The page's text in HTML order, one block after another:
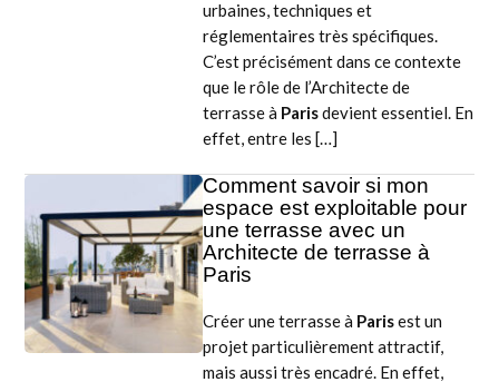
urbaines, techniques et
réglementaires très spécifiques.
C’est précisément dans ce contexte
que le rôle de l’Architecte de
terrasse à Parisdevient essentiel. En
effet, entre les […]
Comment savoir si mon
espace est exploitable pour
une terrasse avec un
Architecte de terrasse à
Paris
Créer une terrasse à Parisest un
projet particulièrement attractif,
mais aussi très encadré. En effet,